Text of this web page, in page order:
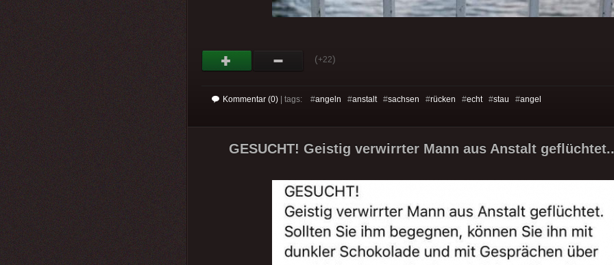
(+22)
Kommentar (0) | tags: #angeln #anstalt#sachsen #rücken #echt#stau #angel
GESUCHT! Geistig verwirrter Mann aus Anstalt